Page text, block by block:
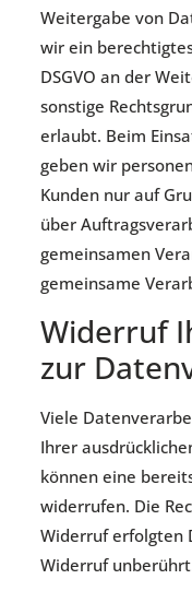
Weitergabe von
wir ein
DSGVO an der
sonstige
erlaubt. Beim
geben wir
Kunden nur auf
über
gemeinsamen
gemeinsame
Widerruf
zur
Viele
Ihrer
können eine
widerrufen. Die
Widerruf erfolgten
Widerruf